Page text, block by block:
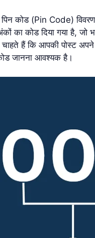
पिन कोड (Pin Code)
का कोड दिया गया है, जो
चाहते हैं कि आपकी पोस्ट
जानना आवश्यक है।